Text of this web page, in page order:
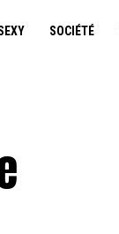
SOCIÉTÉ